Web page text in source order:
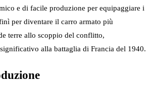
e di facile produzione per equipaggiare i
per diventare il carro armato più
terre allo scoppio del conflitto,
alla battaglia di Francia del 1940.